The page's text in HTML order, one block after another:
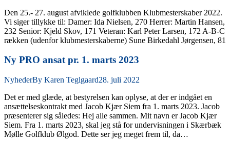
Den 25.- 27. august afviklede golfklubben Klubmesterskaber 2022.
Vi siger tillykke til: Damer: Ida Nielsen, 270 Herrer: Martin Hansen,
232 Senior: Kjeld Skov, 171 Veteran: Karl Peter Larsen, 172 A-B-C
rækken (udenfor klubmesterskaberne) Sune Birkedahl Jørgensen, 81
Ny PRO ansat pr. 1. marts 2023
NyhederBy Karen Teglgaard28. juli 2022
Det er med glæde, at bestyrelsen kan oplyse, at der er indgået en
ansættelseskontrakt med Jacob Kjær Siem fra 1. marts 2023. Jacob
præsenterer sig således: Hej alle sammen. Mit navn er Jacob Kjær
Siem. Fra 1. marts 2023, skal jeg stå for undervisningen i Skærbæk
Mølle Golfklub Ølgod. Dette ser jeg meget frem til, da…